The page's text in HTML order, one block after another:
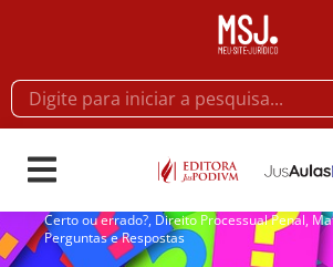
Certo ou errado?, Direito Processual Penal,
Perguntas e Respostas